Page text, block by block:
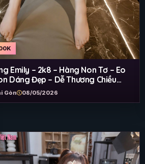
Emily – 2k8 – Hàng Non Tơ – Eo
Dáng Đẹp – Dễ Thương Chiều
Gòn 08/05/2026